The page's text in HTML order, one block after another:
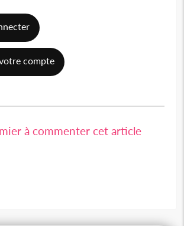
compte
à commenter cet article